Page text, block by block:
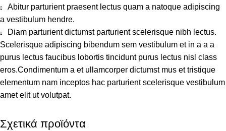
Abitur parturient praesent lectus quam a natoque adipiscing
a vestibulum hendre.
Diam parturient dictumst parturient scelerisque nibh lectus.
Scelerisque adipiscing bibendum sem vestibulum et in a a a
purus lectus faucibus lobortis tincidunt purus lectus nisl class
eros.Condimentum a et ullamcorper dictumst mus et tristique
elementum nam inceptos hac parturient scelerisque vestibulum
amet elit ut volutpat.
Σχετικά προϊόντα